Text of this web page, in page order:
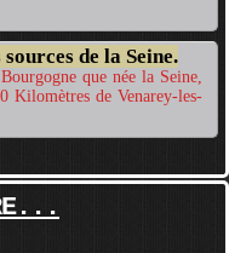
de la Seine.
que née la Seine,
Kilomètres de Venarey-les-